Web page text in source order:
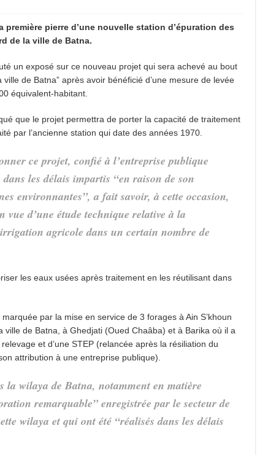
pierre d’une nouvelle station d’épuration des
de la ville de Batna.
un exposé sur ce nouveau projet qui sera achevé au bout
de Batna” après avoir bénéficié d’une mesure de levée
équivalent-habitant.
que le projet permettra de porter la capacité de traitement
par l’ancienne station qui date des années 1970.
ce projet, confié à l’entreprise publique
les délais impartis “en raison de son
environnantes”, a fait savoir, à cette occasion,
vue d’une étude technique relative à la
agricole dans un certain nombre de
les eaux usées après traitement en les réutilisant dans
par la mise en service de 3 forages à Ain S’khoun
de Batna, à Ghedjati (Oued Chaâba) et à Barika où il a
et d’une STEP (relancée après la résiliation du
attribution à une entreprise publique).
wilaya de Batna, notamment en matière
remarquable” enregistrée par le secteur de
wilaya et qui ont été “réalisés dans les délais